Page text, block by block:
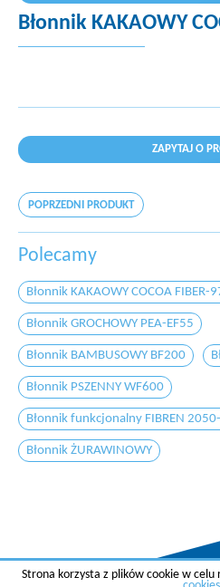
Błonnik KAKAOWY
ZAPYTAJ O
POPRZEDNI PRODUKT
Polecamy
Błonnik KAKAOWY COCOA FIBER-
Błonnik GROCHOWY PEA-EF55
Błonnik BAMBUSOWY BF200
Błonnik PSZENNY WF600
Błonnik funkcjonalny FIBREN
Błonnik ŻURAWINOWY
Copyright
Strona korzysta z plików cookie w celu